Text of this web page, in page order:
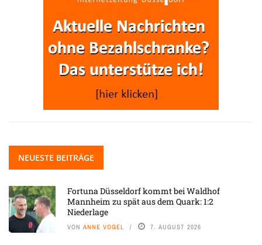
NEUESTE BEITRÄGE
Fortuna Düsseldorf kommt bei Waldhof
Mannheim zu spät aus dem Quark: 1:2
Niederlage
VON ANNE VOGEL 7. AUGUST 2026